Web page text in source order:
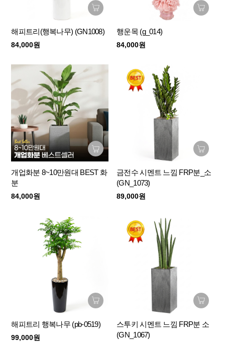
해피트리(행복나무) (GN1008)
84,000원
행운목 (g_014)
84,000원
개업화분 8~10만원대 BEST 화
분
84,000원
금전수 시멘트 느낌 FRP분_소
(GN_1073)
89,000원
해피트리 행복나무 (pb-0519)
99,000원
스투키 시멘트 느낌 FRP분 소
(GN_1067)